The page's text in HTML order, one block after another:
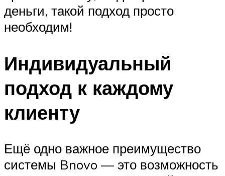
деньги, такой подход просто
необходим!
Индивидуальный
подход к каждому
клиенту
Ещё одно важное преимущество
системы Bnovo — это возможность